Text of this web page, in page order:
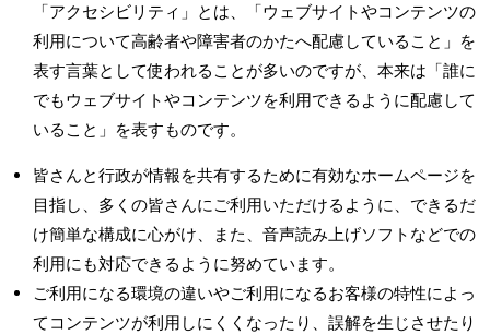
「アクセシビリティ」とは、「ウェブサイトやコンテンツの
利用について高齢者や障害者のかたへ配慮していること」を
表す言葉として使われることが多いのですが、本来は「誰に
でもウェブサイトやコンテンツを利用できるように配慮して
いること」を表すものです。
皆さんと行政が情報を共有するために有効なホームページを
目指し、多くの皆さんにご利用いただけるように、できるだ
け簡単な構成に心がけ、また、音声読み上げソフトなどでの
利用にも対応できるように努めています。
ご利用になる環境の違いやご利用になるお客様の特性によっ
てコンテンツが利用しにくくなったり、誤解を生じさせたり